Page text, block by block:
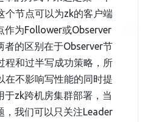
个节点可以为zk的客户端
作为Follower或Observer
者的区别在于Observer节
程和过半写成功策略，所
在不影响写性能的同时提
于zk跨机房集群部署，当
，我们可以只关注Leader